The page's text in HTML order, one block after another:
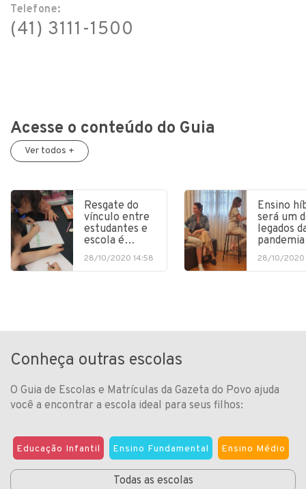
Telefone:
(41) 3111-1500
Acesse o conteúdo do Guia
Ver todos +
Resgate do
vínculo entre
estudantes e
escola é…
28/10/2020 14:58
Ensino
será um
legados
pandemia
28/10/2020
Conheça outras escolas
O Guia de Escolas e Matrículas da Gazeta do Povo ajuda
você a encontrar a escola ideal para seus filhos:
Educação Infantil Ensino Fundamental Ensino Médio
Todas as escolas